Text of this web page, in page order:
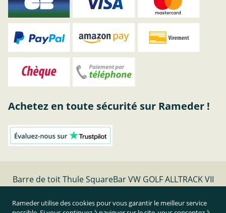
Achetez en toute sécurité sur Rameder !
Barre de toit Thule SquareBar VW GOLF ALLTRACK VII
Rameder utilise des cookies pour vous garantir le meilleur service